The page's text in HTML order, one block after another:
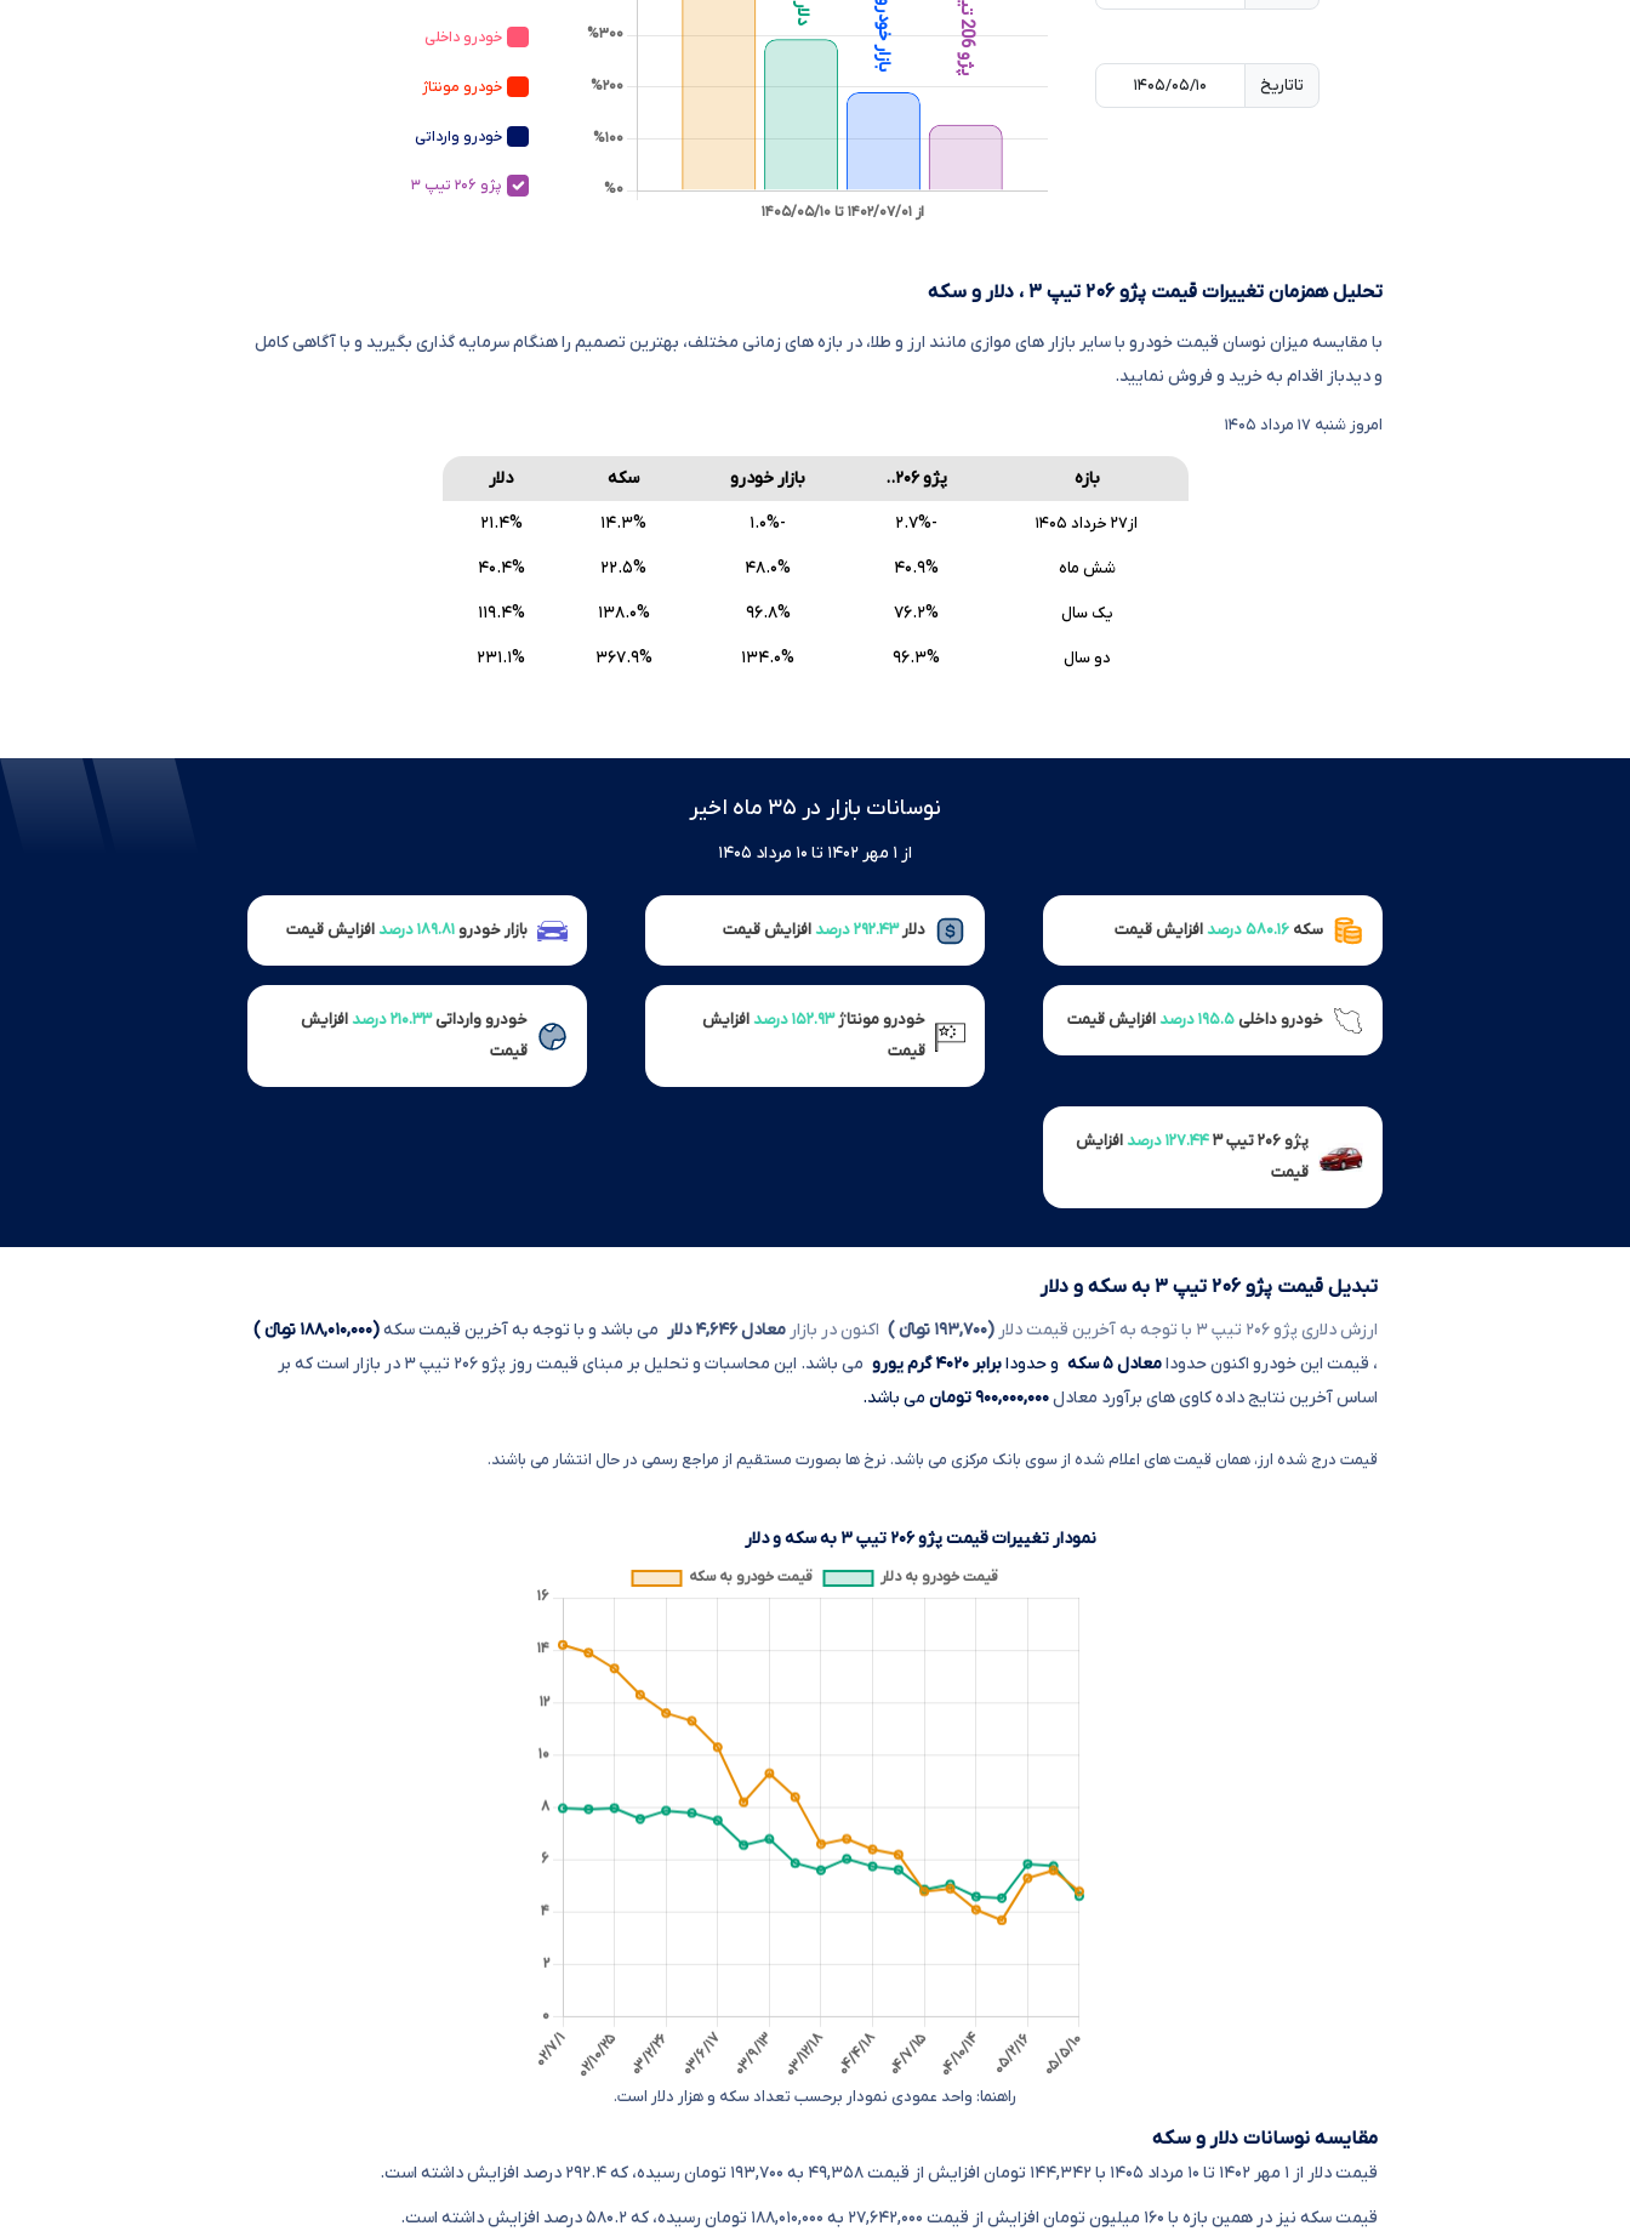
تاتاریخ
خودرو داخلی
خودرو مونتاژ
خودرو وارداتی
پژو ۲۰۶ تیپ ۳
تحلیل همزمان تغییرات قیمت پژو ۲۰۶ تیپ ۳ ، دلار و سکه
با مقایسه میزان نوسان قیمت خودرو با سایر بازار های موازی مانند ارز و طلا، در بازه های زمانی مختلف، بهترین تصمیم را هنگام سرمایه گذاری بگیرید و با آگاهی کامل
و دیدباز اقدام به خرید و فروش نمایید.
امروز شنبه ۱۷ مرداد ۱۴۰۵
بازه پژو ۲۰۶.. بازار خودرو سکه دلار
از۲۷ خرداد ۱۴۰۵ -۲.۷% -۱.۰% ۱۴.۳% ۲۱.۴%
شش ماه ۴۰.۹% ۴۸.۰% ۲۲.۵% ۴۰.۴%
یک سال ۷۶.۲% ۹۶.۸% ۱۳۸.۰% ۱۱۹.۴%
دو سال ۹۶.۳% ۱۳۴.۰% ۳۶۷.۹% ۲۳۱.۱%
نوسانات بازار در ۳۵ ماه اخیر
از ۱ مهر ۱۴۰۲ تا ۱۰ مرداد ۱۴۰۵
سکه ۵۸۰.۱۶ درصد افزایش قیمت دلار۲۹۲.۴۳ درصد افزایش قیمت بازار خودرو۱۸۹.۸۱ درصد افزایش قیمت
خودرو داخلی۱۹۵.۵ درصد افزایش قیمت خودرو مونتاژ۱۵۲.۹۳ درصد
افزایش
قیمت
خودرو وارداتی۲۱۰.۳۳ درصد
افزایش
قیمت
پژو ۲۰۶ تیپ ۳ ۱۲۷.۴۴ درصد
افزایش
قیمت
تبدیل قیمت پژو ۲۰۶ تیپ ۳ به سکه و دلار
ارزش دلاری پژو ۲۰۶ تیپ ۳ با توجه به آخرین قیمت دلار (۱۹۳,۷۰۰ تومانءءء ) اکنون در بازار معادل ۴,۶۴۶ دلار می باشد و با توجه به آخرین قیمت سکه(۱۸۸,۰۱۰,۰۰۰ تومانءءء )
، قیمت این خودرو اکنون حدودامعادل ۵ سکه و حدودابرابر ۴۰۲۰ گرم یورو می باشد. این محاسبات و تحلیل بر مبنای قیمت روز پژو ۲۰۶ تیپ ۳
در بازار است که بر
اساس آخرین نتایج داده کاوی های برآورد معادل۹۰۰,۰۰۰,۰۰۰ تومان می باشد.
قیمت درج شده ارز، همان قیمت های اعلام شده از سوی بانک مرکزی می باشد. نرخ ها بصورت مستقیم از مراجع رسمی در حال انتشار می باشند.
نمودار تغییرات قیمت پژو ۲۰۶ تیپ ۳ به سکه و دلار
راهنما: واحد عمودی نمودار برحسب تعداد سکه و هزار دلار است.
مقایسه نوسانات دلار و سکه
قیمت دلار از ۱ مهر ۱۴۰۲ تا ۱۰ مرداد ۱۴۰۵
با ۱۴۴,۳۴۲ تومان افزایش از قیمت ۴۹,۳۵۸ به ۱۹۳,۷۰۰ تومان رسیده، که ۲۹۲.۴ درصد افزایش داشته است.
قیمت سکه نیز در همین بازه با ۱۶۰ میلیون تومان افزایش از قیمت ۲۷,۶۴۲,۰۰۰ به ۱۸۸,۰۱۰,۰۰۰ تومان رسیده، که ۵۸۰.۲ درصد افزایش داشته است.